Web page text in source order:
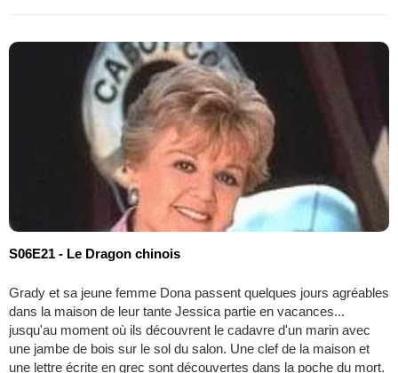
S06E21 - Le Dragon chinois
Grady et sa jeune femme Dona passent quelques jours agréables
dans la maison de leur tante Jessica partie en vacances...
jusqu'au moment où ils découvrent le cadavre d'un marin avec
une jambe de bois sur le sol du salon. Une clef de la maison et
une lettre écrite en grec sont découvertes dans la poche du mort.